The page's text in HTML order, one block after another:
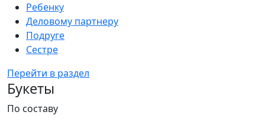
Ребенку
Деловому партнеру
Подруге
Сестре
Перейти в раздел
Букеты
По составу